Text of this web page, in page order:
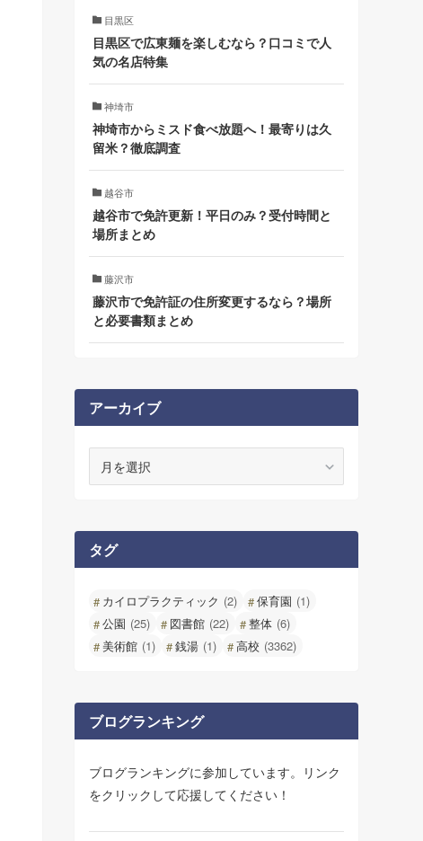
目黒区
目黒区で広東麺を楽しむなら？口コミで人
気の名店特集
神埼市
神埼市からミスド食べ放題へ！最寄りは久
留米？徹底調査
越谷市
越谷市で免許更新！平日のみ？受付時間と
場所まとめ
藤沢市
藤沢市で免許証の住所変更するなら？場所
と必要書類まとめ
アーカイブ
ブ
タグ
カイロプラクティック (2) 保育園 (1)
公園 (25) 図書館 (22) 整体 (6)
美術館 (1) 銭湯 (1) 高校 (3362)
ブログランキング
ブログランキングに参加しています。リンク
をクリックして応援してください！